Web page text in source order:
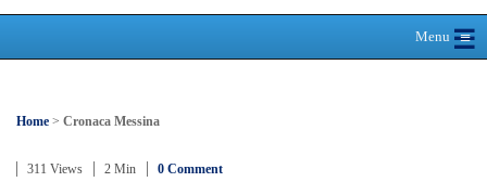
Menu≡
☰
Home > Cronaca Messina
311 Views 2 Min 0 Comment